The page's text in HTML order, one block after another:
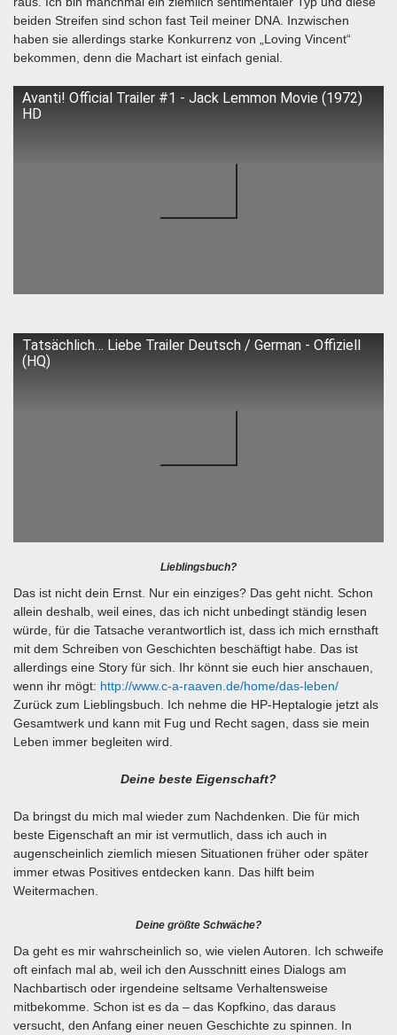
beiden Streifen sind schon fast Teil meiner DNA. Inzwischen
haben sie allerdings starke Konkurrenz von „Loving Vincent“
bekommen, denn die Machart ist einfach genial.
Avanti! Official Trailer #1 - Jack Lemmon Movie (1972)
HD
Tatsächlich… Liebe Trailer Deutsch / German - Offiziell
(HQ)
Lieblingsbuch?
Das ist nicht dein Ernst. Nur ein einziges? Das geht nicht. Schon
allein deshalb, weil eines, das ich nicht unbedingt ständig lesen
würde, für die Tatsache verantwortlich ist, dass ich mich ernsthaft
mit dem Schreiben von Geschichten beschäftigt habe. Das ist
allerdings eine Story für sich. Ihr könnt sie euch hier anschauen,
wenn ihr mögt: http://www.c-a-raaven.de/home/das-leben/
Zurück zum Lieblingsbuch. Ich nehme die HP-Heptalogie jetzt als
Gesamtwerk und kann mit Fug und Recht sagen, dass sie mein
Leben immer begleiten wird.
Deine beste Eigenschaft?
Da bringst du mich mal wieder zum Nachdenken. Die für mich
beste Eigenschaft an mir ist vermutlich, dass ich auch in
augenscheinlich ziemlich miesen Situationen früher oder später
immer etwas Positives entdecken kann. Das hilft beim
Weitermachen.
Deine größte Schwäche?
Da geht es mir wahrscheinlich so, wie vielen Autoren. Ich schweife
oft einfach mal ab, weil ich den Ausschnitt eines Dialogs am
Nachbartisch oder irgendeine seltsame Verhaltensweise
mitbekomme. Schon ist es da – das Kopfkino, das daraus
versucht, den Anfang einer neuen Geschichte zu spinnen. In